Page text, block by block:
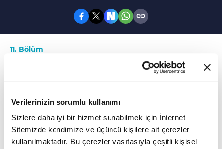
Verilerinizin sorumlu kullanımı
Sizlere daha iyi bir hizmet sunabilmek için İnternet
Sitemizde kendimize ve üçüncü kişilere ait çerezler
kullanılmaktadır. Bu çerezler vasıtasıyla çeşitli kişisel
11. Bölüm
Bizim Sanatımız programının bu bölümünde
tarihi boyutlarıyla savaş sanatları konuşuldu
boyutlarıyla savaş sanatları konuşuldu. Sanat
Tarihçisi Süleyman Faruk Göncüoğlu'nun